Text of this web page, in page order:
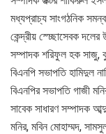
মধ্যপ্রাচ্য সাংগঠনিক
কেন্দ্রীয় স্চ্ছোসেবক দলের
সম্পাদক শরিফুল হক সাজু,
বিএনপি সভাপতি হামিদুল
বিএনপির সভাপতি গাজী
সাবেক সাধারণ সম্পাদক
মনির, মবিন মোহাম্মদ,